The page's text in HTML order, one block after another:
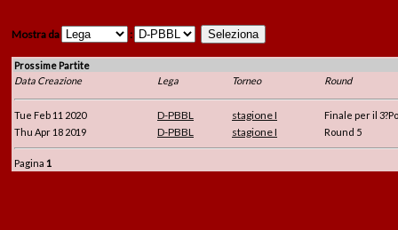
Mostra da :
Prossime Partite
Data Creazione
Lega Torneo Round
Tue Feb 11 2020 D-PBBL stagione I
Finale per il
Thu Apr 18 2019
D-PBBL stagione I Round 5
Pagina 1